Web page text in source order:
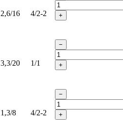
2,6/16 4/2-2 +
3,3/20 1/1
−
+
1,3/8 4/2-2
−
+